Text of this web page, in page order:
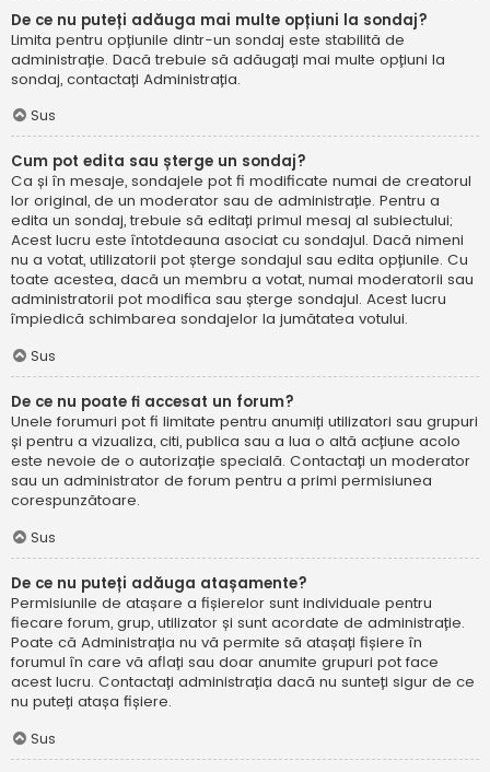
De ce nu puteți adăuga mai multe opțiuni la sondaj?
Limita pentru opțiunile dintr-un sondaj este stabilită de
administrație. Dacă trebuie să adăugați mai multe opțiuni la
sondaj, contactați Administrația.
Sus
Cum pot edita sau șterge un sondaj?
Ca și în mesaje, sondajele pot fi modificate numai de creatorul
lor original, de un moderator sau de administrație. Pentru a
edita un sondaj, trebuie să editați primul mesaj al subiectului;
Acest lucru este întotdeauna asociat cu sondajul. Dacă nimeni
nu a votat, utilizatorii pot șterge sondajul sau edita opțiunile. Cu
toate acestea, dacă un membru a votat, numai moderatorii sau
administratorii pot modifica sau șterge sondajul. Acest lucru
împiedică schimbarea sondajelor la jumătatea votului.
Sus
De ce nu poate fi accesat un forum?
Unele forumuri pot fi limitate pentru anumiți utilizatori sau grupuri
și pentru a vizualiza, citi, publica sau a lua o altă acțiune acolo
este nevoie de o autorizație specială. Contactați un moderator
sau un administrator de forum pentru a primi permisiunea
corespunzătoare.
Sus
De ce nu puteți adăuga atașamente?
Permisiunile de atașare a fișierelor sunt individuale pentru
fiecare forum, grup, utilizator și sunt acordate de administrație.
Poate că Administrația nu vă permite să atașați fișiere în
forumul în care vă aflați sau doar anumite grupuri pot face
acest lucru. Contactați administrația dacă nu sunteți sigur de ce
nu puteți atașa fișiere.
Sus